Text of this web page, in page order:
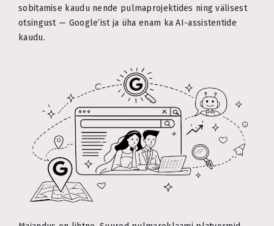
sobitamise kaudu nende pulmaprojektides ning välisest
otsingust — Google’ist ja üha enam ka AI-assistentide
kaudu.